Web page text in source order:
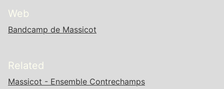
Web
Bandcamp de Massicot
Related
Massicot - Ensemble Contrechamps